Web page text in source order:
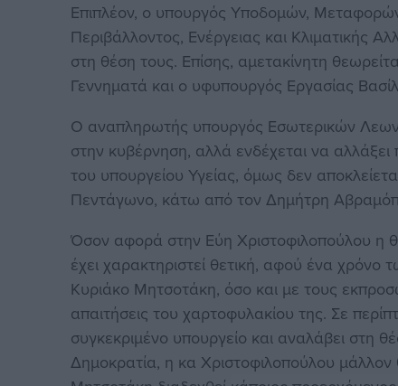
Επιπλέον, ο υπουργός Υποδομών,
Περιβάλλοντος, Ενέργειας και Κλιματικής
στη θέση τους. Επίσης, αμετακίνητη
Γεννηματά και ο υφυπουργός Εργασίας
Ο αναπληρωτής υπουργός Εσωτερικών
στην κυβέρνηση, αλλά ενδέχεται να
του υπουργείου Υγείας, όμως δεν
Πεντάγωνο, κάτω από τον Δημήτρη
Όσον αφορά στην Εύη Χριστοφιλοπούλου η
έχει χαρακτηριστεί θετική, αφού ένα χρόνο
Κυριάκο Μητσοτάκη, όσο και με τους
απαιτήσεις του χαρτοφυλακίου της. Σε
συγκεκριμένο υπουργείο και αναλάβει στη
Δημοκρατία, η κα Χριστοφιλοπούλου μάλλον